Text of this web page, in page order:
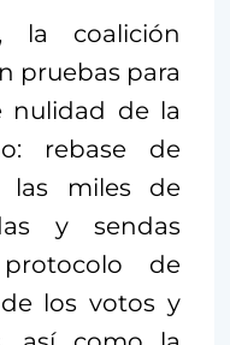
la coalición
pruebas para
nulidad de la
rebase de
las miles de
y sendas
de
los votos y